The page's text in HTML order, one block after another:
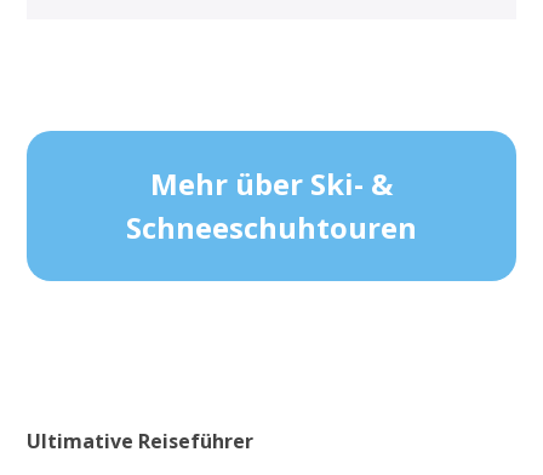
Mehr über Ski- &
Schneeschuhtouren
Ultimative Reiseführer